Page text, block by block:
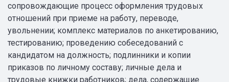
сопровождающие процесс оформления трудовых
отношений при приеме на работу, переводе,
увольнении; комплекс материалов по анкетированию,
тестированию; проведению собеседований с
кандидатом на должность; подлинники и копии
приказов по личному составу; личные дела и
трудовые книжки работников; дела, содержащие